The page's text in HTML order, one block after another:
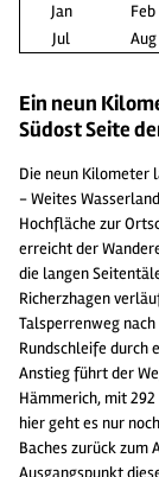
Jan Feb
Jul
Aug
Ein neun
Südost Seite
Die neun Kilometer
- Weites
Hochfläche zur
erreicht der
die langen
Richerzhagen
Talsperrenweg
Rundschleife durch
Anstieg führt der
Hämmerich, mit
hier geht es nur
Baches zurück zum
Ausgangspunkt